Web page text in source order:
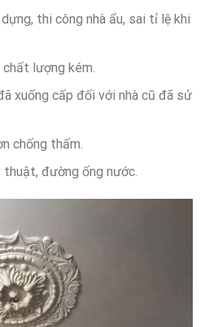
thi công nhà ẩu, sai tỉ lệ khi
lượng kém.
xuống cấp đối với nhà cũ đã sử
chống thấm.
thuật, đường ống nước.